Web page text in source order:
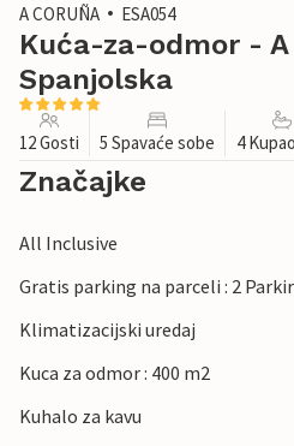
A CORUÑA
ESA054
Kuća-za-odmor - A
Spanjolska
12 Gosti 5 Spavaće sobe 4
Značajke
All Inclusive
Gratis parking na parceli : 2
Klimatizacijski uredaj
Kuca za odmor : 400 m2
Kuhalo za kavu